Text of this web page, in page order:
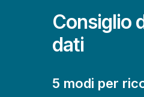
Consiglio
dati
5 modi per